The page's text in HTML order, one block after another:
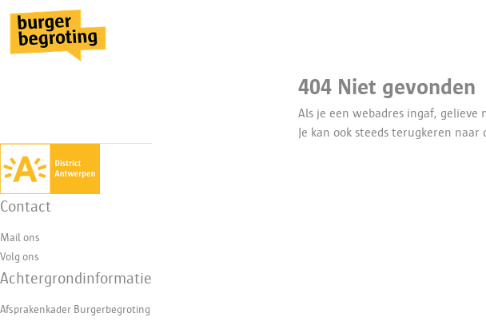
404 Niet gevonden
Als je een webadres ingaf,
Je kan ook steeds terugkeren naar
Contact
Mail ons
Volg ons
Achtergrondinformatie
Afsprakenkader Burgerbegroting